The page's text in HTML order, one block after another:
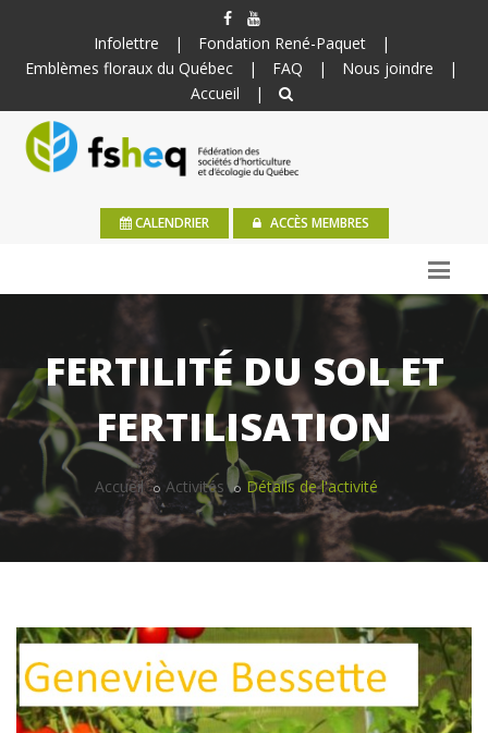
Infolettre | Fondation René-Paquet
|
Emblèmes floraux du Québec
| FAQ | Nous joindre
|
Accueil
|
CALENDRIER ACCÈS MEMBRES
FERTILITÉ DU SOL ET
FERTILISATION
Accueil Activités Détails de l'activité